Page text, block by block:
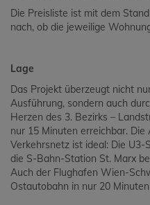
Die Preisliste ist mit dem
nach, ob die jeweilige
Lage
Das Projekt überzeugt nicht
Ausführung, sondern auch
Herzen des 3. Bezirks –
nur 15 Minuten erreichbar.
Verkehrsnetz ist ideal: Die
die S-Bahn-Station St. Marx
Auch der Flughafen Wien-
Ostautobahn in nur 20